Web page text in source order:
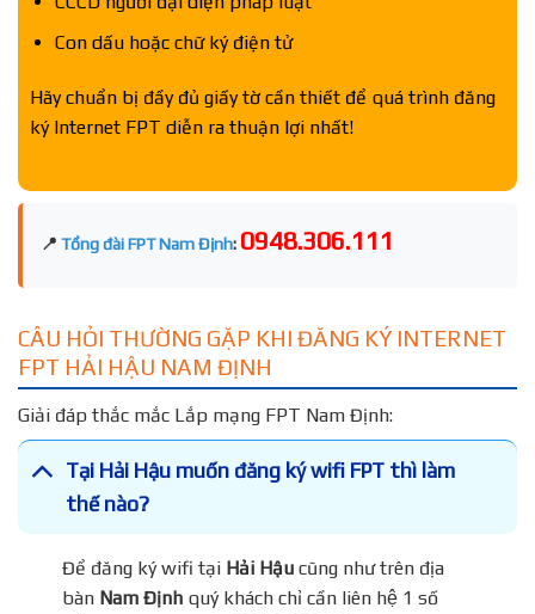
Con dấu hoặc chữ ký điện tử
Hãy chuẩn bị đầy đủ giấy tờ cần thiết để quá trình đăng
ký Internet FPT diễn ra thuận lợi nhất!
📍 Tổng đài FPT Nam Định: 0948.306.111
CÂU HỎI THƯỜNG GẶP KHI ĐĂNG KÝ INTERNET
FPT HẢI HẬU NAM ĐỊNH
Giải đáp thắc mắc Lắp mạng FPT Nam Định:
Tại Hải Hậu muốn đăng ký wifi FPT thì làm
thế nào?
Để đăng ký wifi tạiHải Hậucũng như trên địa
bànNam Địnhquý khách chỉ cần liên hệ 1 số